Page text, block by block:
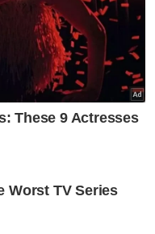
video
73,389